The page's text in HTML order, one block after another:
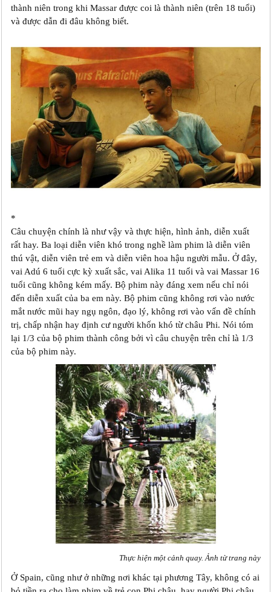
thành niên trong khi Massar được coi là thành niên (trên 18 tuổi)
và được dẫn đi đâu không biết.
*
Câu chuyện chính là như vậy và thực hiện, hình ảnh, diễn xuất
rất hay. Ba loại diễn viên khó trong nghề làm phim là diễn viên
thú vật, diễn viên trẻ em và diễn viên hoa hậu người mẫu. Ở đây,
vai Adú 6 tuổi cực kỳ xuất sắc, vai Alika 11 tuổi và vai Massar 16
tuổi cũng không kém mấy. Bộ phim này đáng xem nếu chỉ nói
đến diễn xuất của ba em này. Bộ phim cũng không rơi vào nước
mắt nước mũi hay ngụ ngôn, đạo lý, không rơi vào vấn đề chính
trị, chấp nhận hay định cư người khốn khó từ châu Phi. Nói tóm
lại 1/3 của bộ phim thành công bởi vì câu chuyện trên chỉ là 1/3
của bộ phim này.
Thực hiện một cảnh quay. Ảnh từ trang này
Ở Spain, cũng như ở những nơi khác tại phương Tây, không có ai